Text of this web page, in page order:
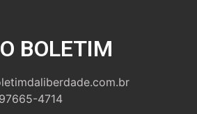
BOLETIM
4714